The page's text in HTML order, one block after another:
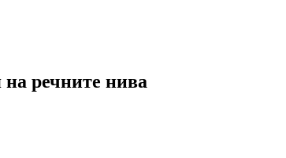
речните нива